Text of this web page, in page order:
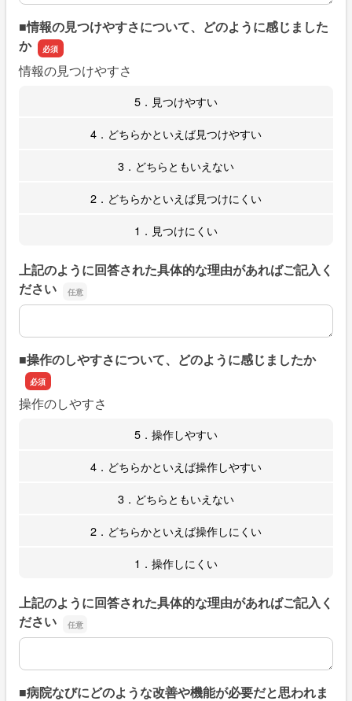
■情報の見つけやすさについて、どのように感じました
か
情報の見つけやすさ
5．見つけやすい
4．どちらかといえば見つけやすい
3．どちらともいえない
2．どちらかといえば見つけにくい
1．見つけにくい
上記のように回答された具体的な理由があればご記入く
ださい
上記のように回答された具体的な理由があればご記入くだ
■操作のしやすさについて、どのように感じましたか
操作のしやすさ
5．操作しやすい
4．どちらかといえば操作しやすい
3．どちらともいえない
2．どちらかといえば操作しにくい
1．操作しにくい
上記のように回答された具体的な理由があればご記入く
ださい
上記のように回答された具体的な理由があればご記入くだ
■病院なびにどのような改善や機能が必要だと思われま